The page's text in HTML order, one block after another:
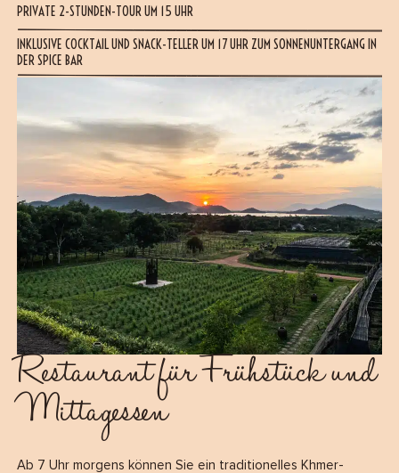
PRIVATE 2-STUNDEN-TOUR UM 15 UHR
INKLUSIVE COCKTAIL UND SNACK-TELLER UM 17 UHR ZUM SONNENUNTERGANG IN
DER SPICE BAR
Restaurant für Frühstück und
Mittagessen
Ab 7 Uhr morgens können Sie ein traditionelles Khmer-